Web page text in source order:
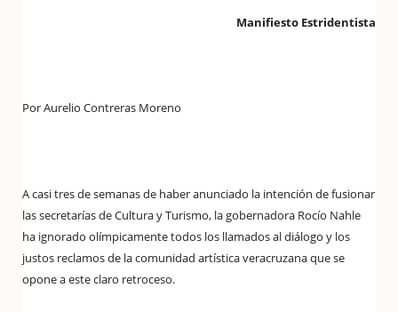
Manifiesto Estridentista
Por Aurelio Contreras Moreno
A casi tres de semanas de haber anunciado la intención de fusionar
las secretarías de Cultura y Turismo, la gobernadora Rocío Nahle
ha ignorado olímpicamente todos los llamados al diálogo y los
justos reclamos de la comunidad artística veracruzana que se
opone a este claro retroceso.